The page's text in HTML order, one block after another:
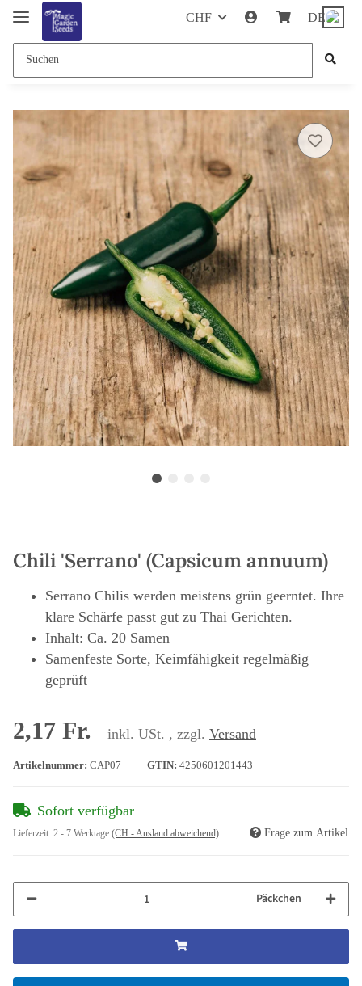
CHF DE
Chili 'Serrano' (Capsicum annuum)
Serrano Chilis werden meistens grün geerntet. Ihre
klare Schärfe passt gut zu Thai Gerichten.
Inhalt: Ca. 20 Samen
Samenfeste Sorte, Keimfähigkeit regelmäßig
geprüft
2,17 Fr. inkl. USt. , zzgl. Versand
Artikelnummer: CAP07 GTIN: 4250601201443
Sofort verfügbar
Lieferzeit: 2 - 7 Werktage (CH - Ausland abweichend) Frage zum Artikel
Päckchen